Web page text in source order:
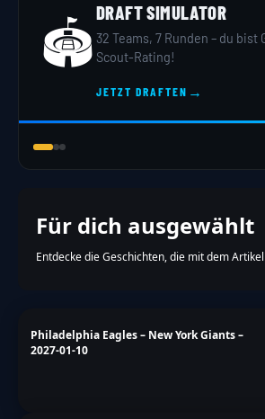
🏟️
DRAFT SIMULATOR
32 Teams, 7 Runden – du bist
Scout-Rating!
JETZT DRAFTEN →
Für dich ausgewählt
Entdecke die Geschichten, die mit dem
Philadelphia Eagles – New York Giants –
2027-01-10